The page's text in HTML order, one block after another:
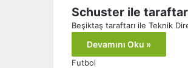
Schuster ile taraftar
Beşiktaş taraftarı ile Teknik
Devamını Oku »
Futbol